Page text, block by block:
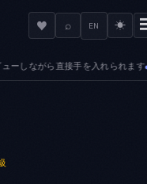
♥ ⌕ EN ☀
— プレビュータブが加わりました